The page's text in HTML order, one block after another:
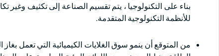
بناء على التكنولوجيا ، يتم تقسيم الصناعة إلى تكثيف وغير
للأنظمة التكنولوجية المتقدمة.